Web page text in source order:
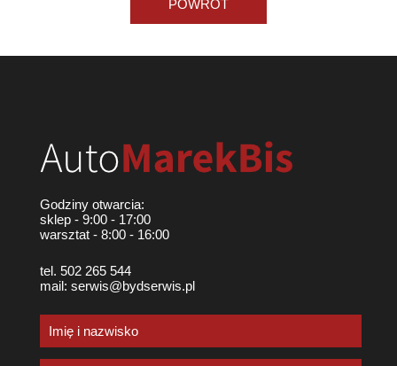
POWRÓT
Godziny otwarcia:
sklep - 9:00 - 17:00
warsztat - 8:00 - 16:00
tel. 502 265 544
mail: serwis@bydserwis.pl